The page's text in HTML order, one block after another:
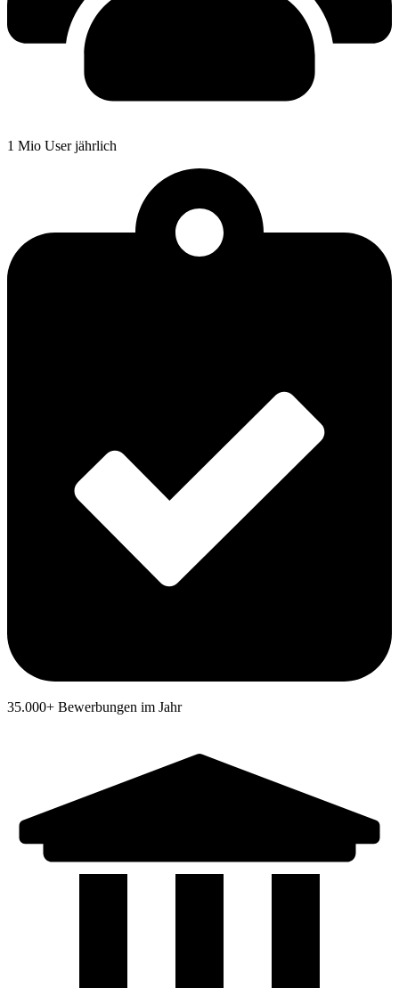
1 Mio User jährlich
35.000+ Bewerbungen im Jahr